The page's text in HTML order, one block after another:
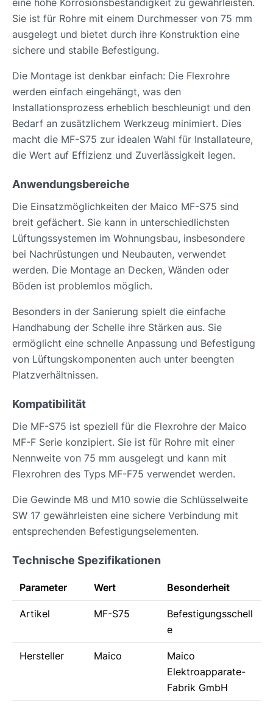
Sie ist für Rohre mit einem Durchmesser von 75 mm
ausgelegt und bietet durch ihre Konstruktion eine
sichere und stabile Befestigung.
Die Montage ist denkbar einfach: Die Flexrohre
werden einfach eingehängt, was den
Installationsprozess erheblich beschleunigt und den
Bedarf an zusätzlichem Werkzeug minimiert. Dies
macht die MF-S75 zur idealen Wahl für Installateure,
die Wert auf Effizienz und Zuverlässigkeit legen.
Anwendungsbereiche
Die Einsatzmöglichkeiten der Maico MF-S75 sind
breit gefächert. Sie kann in unterschiedlichsten
Lüftungssystemen im Wohnungsbau, insbesondere
bei Nachrüstungen und Neubauten, verwendet
werden. Die Montage an Decken, Wänden oder
Böden ist problemlos möglich.
Besonders in der Sanierung spielt die einfache
Handhabung der Schelle ihre Stärken aus. Sie
ermöglicht eine schnelle Anpassung und Befestigung
von Lüftungskomponenten auch unter beengten
Platzverhältnissen.
Kompatibilität
Die MF-S75 ist speziell für die Flexrohre der Maico
MF-F Serie konzipiert. Sie ist für Rohre mit einer
Nennweite von 75 mm ausgelegt und kann mit
Flexrohren des Typs MF-F75 verwendet werden.
Die Gewinde M8 und M10 sowie die Schlüsselweite
SW 17 gewährleisten eine sichere Verbindung mit
entsprechenden Befestigungselementen.
Technische Spezifikationen
Parameter Wert Besonderheit
Artikel MF-S75
Befestigungsschell
e
Hersteller Maico
Maico
Elektroapparate-
Fabrik GmbH